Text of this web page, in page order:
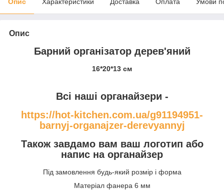
Опис
Барний організатор дерев'яний
16*20*13 см
Всі наші органайзери -
https://hot-kitchen.com.ua/g91194951-
barnyj-organajzer-derevyannyj
Також завдамо вам ваш логотип або
напис на органайзер
Під замовлення будь-який розмір і форма
Матеріал фанера 6 мм